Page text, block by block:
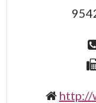
http://